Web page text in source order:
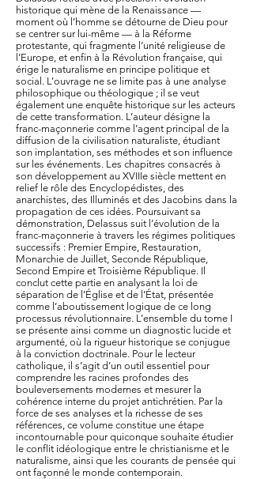
historique qui mène de la Renaissance —
moment où l’homme se détourne de Dieu pour
se centrer sur lui-même — à la Réforme
protestante, qui fragmente l’unité religieuse de
l’Europe, et enfin à la Révolution française, qui
érige le naturalisme en principe politique et
social. L’ouvrage ne se limite pas à une analyse
philosophique ou théologique ; il se veut
également une enquête historique sur les acteurs
de cette transformation. L’auteur désigne la
franc-maçonnerie comme l’agent principal de la
diffusion de la civilisation naturaliste, étudiant
son implantation, ses méthodes et son influence
sur les événements. Les chapitres consacrés à
son développement au XVIIIe siècle mettent en
relief le rôle des Encyclopédistes, des
anarchistes, des Illuminés et des Jacobins dans la
propagation de ces idées. Poursuivant sa
démonstration, Delassus suit l’évolution de la
franc-maçonnerie à travers les régimes politiques
successifs : Premier Empire, Restauration,
Monarchie de Juillet, Seconde République,
Second Empire et Troisième République. Il
conclut cette partie en analysant la loi de
séparation de l’Église et de l’État, présentée
comme l’aboutissement logique de ce long
processus révolutionnaire. L’ensemble du tome I
se présente ainsi comme un diagnostic lucide et
argumenté, où la rigueur historique se conjugue
à la conviction doctrinale. Pour le lecteur
catholique, il s’agit d’un outil essentiel pour
comprendre les racines profondes des
bouleversements modernes et mesurer la
cohérence interne du projet antichrétien. Par la
force de ses analyses et la richesse de ses
références, ce volume constitue une étape
incontournable pour quiconque souhaite étudier
le conflit idéologique entre le christianisme et le
naturalisme, ainsi que les courants de pensée qui
ont façonné le monde contemporain.